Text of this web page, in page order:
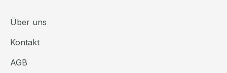
Über uns
Kontakt
AGB